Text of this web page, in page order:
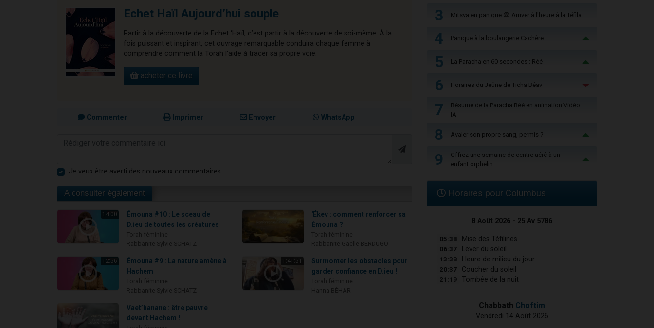
Echet Haïl Aujourd’hui souple
Partir à la découverte de la Echet ‘Haïl, c’est partir à la découverte de soi-même. À la
fois puissant et inspirant, cet ouvrage remarquable conduira chaque femme à
comprendre comment la Torah l’aide à tracer sa propre voie.
acheter ce livre
Commenter Imprimer Envoyer WhatsApp
Je veux être averti des nouveaux commentaires
A consulter également
14:00
Émouna #10 : Le sceau de
D.ieu de toutes les créatures
'Ékev : comment renforcer sa
Émouna ?
12:56
Émouna #9 : La nature amène à
Hachem
1:41:51
Surmonter les obstacles pour
garder confiance en D.ieu !
Vaet’hanane : être pauvre
devant Hachem !
3 Mitsva en panique 😨 Arriver à l'heure à la Téfila
4 Panique à la boulangerie Cachère
5 La Paracha en 60 secondes : Réé
6 Horaires du Jeûne de Ticha Béav
7
Résumé de la Paracha Réé en animation Vidéo
IA
8 Avaler son propre sang, permis ?
9
Offrez une semaine de centre aéré à un
enfant orphelin
Horaires pour Columbus
8 Août 2026 - 25 Av 5786
05:38 Mise des Téfilines
06:37 Lever du soleil
13:38 Heure de milieu du jour
20:37 Coucher du soleil
21:19 Tombée de la nuit
Chabbath Choftim
Vendredi 14 Août 2026